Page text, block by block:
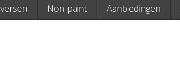
Non-paint Aanbiedingen